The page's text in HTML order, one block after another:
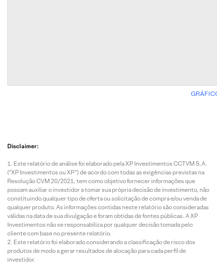
Disclaimer:
Este relatório de análise foi elaborado pela XP Investimentos CCTVM S.A.
(“XP Investimentos ou XP”) de acordo com todas as exigências previstas na
Resolução CVM 20/2021, tem como objetivo fornecer informações que
possam auxiliar o investidor a tomar sua própria decisão de investimento, não
constituindo qualquer tipo de oferta ou solicitação de compra e/ou venda de
qualquer produto. As informações contidas neste relatório são consideradas
válidas na data de sua divulgação e foram obtidas de fontes públicas. A XP
Investimentos não se responsabiliza por qualquer decisão tomada pelo
cliente com base no presente relatório.
Este relatório foi elaborado considerando a classificação de risco dos
produtos de modo a gerar resultados de alocação para cada perfil de
investidor.